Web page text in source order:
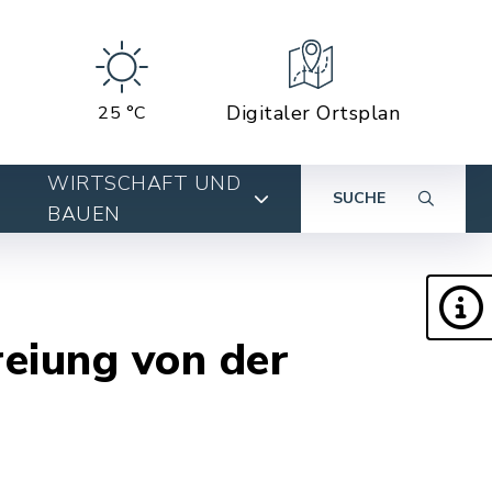
25 °C Digitaler Ortsplan
WIRTSCHAFT UND
BAUEN
SUCHE
von der